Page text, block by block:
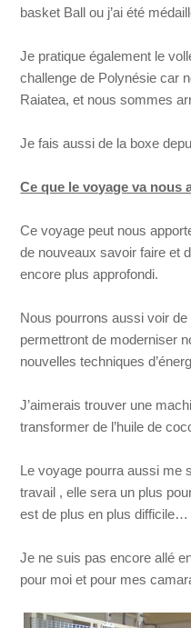
basket Ball ou j’ai été
Je pratique également le
challenge de Polynésie car
Raiatea, et nous sommes
Je fais aussi de la boxe
Ce que le voyage va nous
Ce voyage peut nous
de nouveaux savoir faire et
encore plus approfondi.
Nous pourrons aussi voir
permettront de moderniser
nouvelles techniques
J’aimerais trouver une
transformer de l’huile de
Le voyage pourra aussi me
travail , elle sera un plus
est de plus en plus difficile…
Je ne suis pas encore allé
pour moi et pour mes